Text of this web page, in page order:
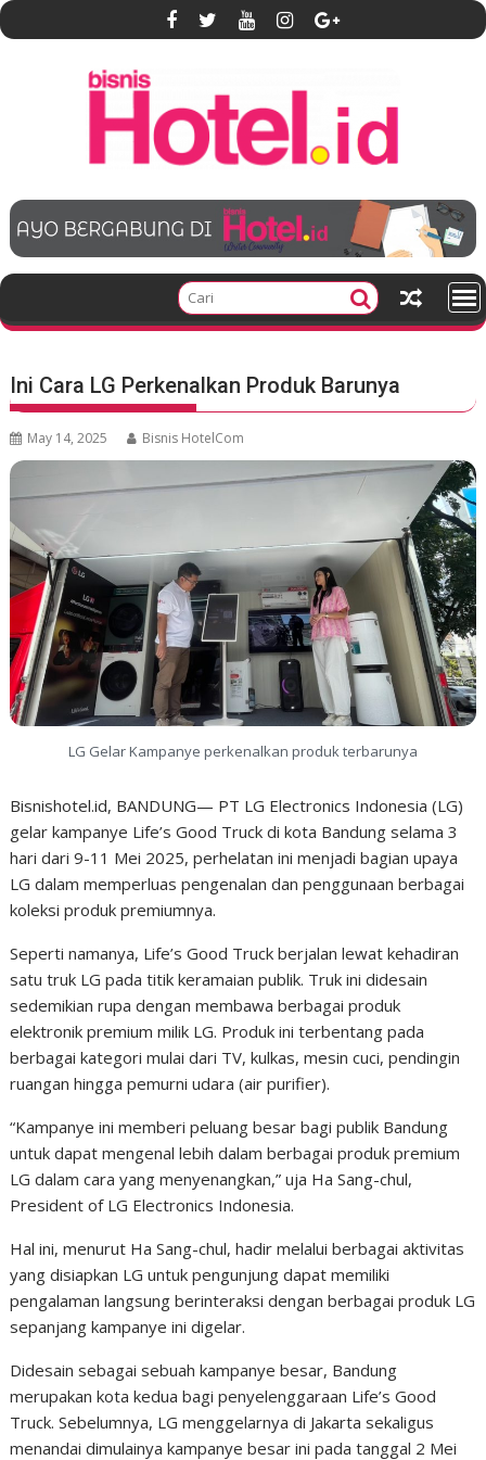
S
k
e
t
Ini Cara LG Perkenalkan Produk Barunya
May 14, 2025 Bisnis HotelCom
LG Gelar Kampanye perkenalkan produk terbarunya
Bisnishotel.id, BANDUNG— PT LG Electronics Indonesia (LG)
gelar kampanye Life’s Good Truck di kota Bandung selama 3
hari dari 9-11 Mei 2025, perhelatan ini menjadi bagian upaya
LG dalam memperluas pengenalan dan penggunaan berbagai
koleksi produk premiumnya.
Seperti namanya, Life’s Good Truck berjalan lewat kehadiran
satu truk LG pada titik keramaian publik. Truk ini didesain
sedemikian rupa dengan membawa berbagai produk
elektronik premium milik LG. Produk ini terbentang pada
berbagai kategori mulai dari TV, kulkas, mesin cuci, pendingin
ruangan hingga pemurni udara (air purifier).
“Kampanye ini memberi peluang besar bagi publik Bandung
untuk dapat mengenal lebih dalam berbagai produk premium
LG dalam cara yang menyenangkan,” uja Ha Sang-chul,
President of LG Electronics Indonesia.
Hal ini, menurut Ha Sang-chul, hadir melalui berbagai aktivitas
yang disiapkan LG untuk pengunjung dapat memiliki
pengalaman langsung berinteraksi dengan berbagai produk LG
sepanjang kampanye ini digelar.
Didesain sebagai sebuah kampanye besar, Bandung
merupakan kota kedua bagi penyelenggaraan Life’s Good
Truck. Sebelumnya, LG menggelarnya di Jakarta sekaligus
menandai dimulainya kampanye besar ini pada tanggal 2 Mei